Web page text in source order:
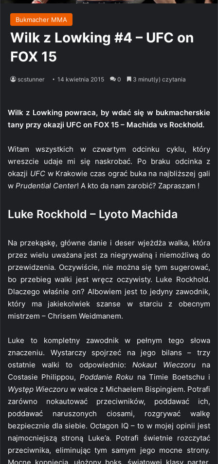
Bukmacher MMA
Wilk z Lowking #4 – UFC on
FOX 15
scstunner 14 kwietnia 2015 0 3 minut(y) czytania
Wilk z Lowking powraca, by wdać się w bukmacherskie
tany przy okazji UFC on FOX 15 – Machida vs Rockhold.
Witam wszystkich w czwartym odcinku cyklu, który
wreszcie udaje mi się naskrobać. Po braku odcinka z
okazji UFCw Krakowie czas ograć buka na najbliższej gali
w Prudential Center! A kto da nam zarobić? Zapraszam !
Luke Rockhold – Lyoto Machida
Na przekąskę, główne danie i deser wjeżdża walka, która
przez wielu uważana jest za niegrywalną i niemożliwą do
przewidzenia. Oczywiście, nie można się tym sugerować,
bo przebieg walki jest wręcz oczywisty. Luke Rockhold.
Dlaczego właśnie on? Albowiem jest to jedyny zawodnik,
który ma jakiekolwiek szanse w starciu z obecnym
mistrzem – Chrisem Weidmanem.
Luke to kompletny zawodnik w pełnym tego słowa
znaczeniu. Wystarczy spojrzeć na jego bilans – trzy
ostatnie walki to odpowiednio: Nokaut Wieczoruna
Costasie Philippou, Poddanie Roku na Timie Boetschu i
Występ Wieczoru w walce z Michaelem Bispingiem. Potrafi
zarówno nokautować przeciwników, poddawać ich,
poddawać naruszonych ciosami, rozgrywać walkę
bezpiecznie dla siebie. Octagon IQ – to w mojej opinii jest
najmocniejszą stroną Luke’a. Potrafi świetnie rozczytać
przeciwnika, eliminując tym samym jego mocne strony.